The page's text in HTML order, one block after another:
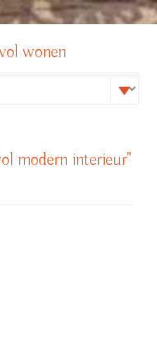
wonen
modern interieur"